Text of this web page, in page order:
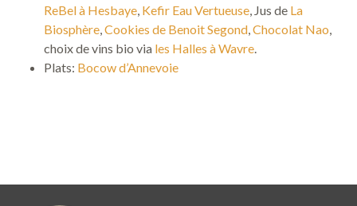
ReBel à Hesbaye, Kefir Eau Vertueuse, Jus de La
Biosphère,Cookies de Benoit Segond,Chocolat Nao,
choix de vins bio via les Halles à Wavre.
Plats: Bocow d’Annevoie